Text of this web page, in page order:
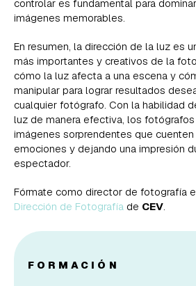
controlar es fundamental para
imágenes memorables.
En resumen, la dirección de la luz es
más importantes y creativos de la
cómo la luz afecta a una escena y
manipular para lograr resultados
cualquier fotógrafo. Con la habilidad
luz de manera efectiva, los
imágenes sorprendentes que
emociones y dejando una impresión
espectador.
Fórmate como director de fotografía
Dirección de Fotografía de CEV.
FORMACIÓN